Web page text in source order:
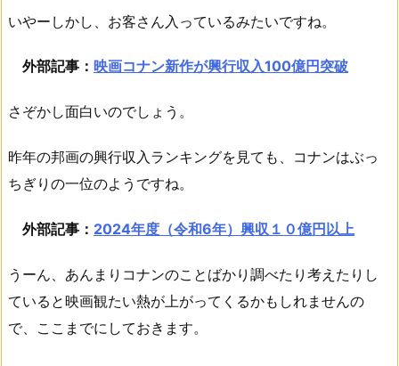
いやーしかし、お客さん入っているみたいですね。
外部記事： 映画コナン新作が興行収入100億円突破
さぞかし面白いのでしょう。
昨年の邦画の興行収入ランキングを見ても、コナンはぶっ
ちぎりの一位のようですね。
外部記事： 2024年度（令和6年）興収１０億円以上
うーん、あんまりコナンのことばかり調べたり考えたりし
ていると映画観たい熱が上がってくるかもしれませんの
で、ここまでにしておきます。